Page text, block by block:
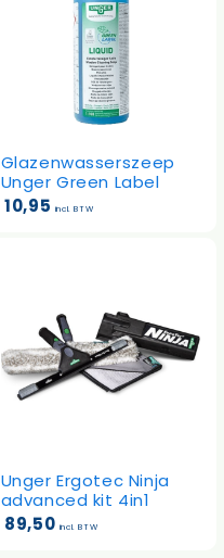
Glazenwasserszeep
Unger Green Label
10,95 incl. BTW
Unger Ergotec Ninja
advanced kit 4in1
89,50 incl. BTW